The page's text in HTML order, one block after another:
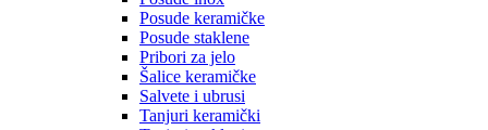
Posude keramičke
Posude staklene
Pribori za jelo
Šalice keramičke
Salvete i ubrusi
Tanjuri keramički